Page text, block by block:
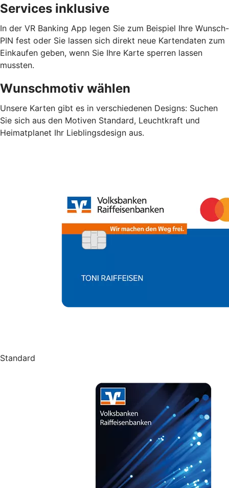
Services inklusive
In der VR Banking App legen Sie zum Beispiel Ihre Wunsch-
PIN fest oder Sie lassen sich direkt neue Kartendaten zum
Einkaufen geben, wenn Sie Ihre Karte sperren lassen
mussten.
Wunschmotiv wählen
Unsere Karten gibt es in verschiedenen Designs: Suchen
Sie sich aus den Motiven Standard, Leuchtkraft und
Heimatplanet Ihr Lieblingsdesign aus.
Standard